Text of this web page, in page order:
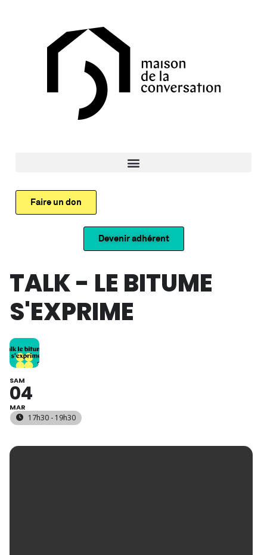
Faire un don
Devenir adhérent
TALK - LE BITUME
S'EXPRIME
SAM
04
MAR
17h30 - 19h30